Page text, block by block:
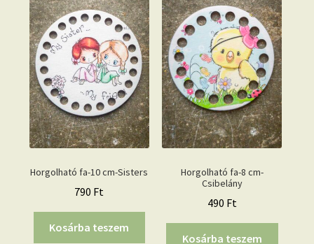
Horgolható fa-10 cm-Sisters
790 Ft
Kosárba teszem
Horgolható fa-8 cm-
Csibelány
490 Ft
Kosárba teszem